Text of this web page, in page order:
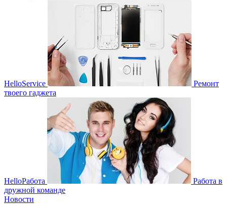
HelloService
Ремонт
твоего гаджета
HelloРабота
Работа в
дружной команде
Новости